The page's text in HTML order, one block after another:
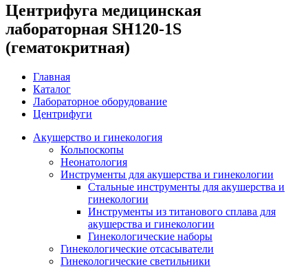
Центрифуга медицинская
лабораторная SH120-1S
(гематокритная)
Главная
Каталог
Лабораторное оборудование
Центрифуги
Акушерство и гинекология
Кольпоскопы
Неонатология
Инструменты для акушерства и гинекологии
Стальные инструменты для акушерства и
гинекологии
Инструменты из титанового сплава для
акушерства и гинекологии
Гинекологические наборы
Гинекологические отсасыватели
Гинекологические светильники